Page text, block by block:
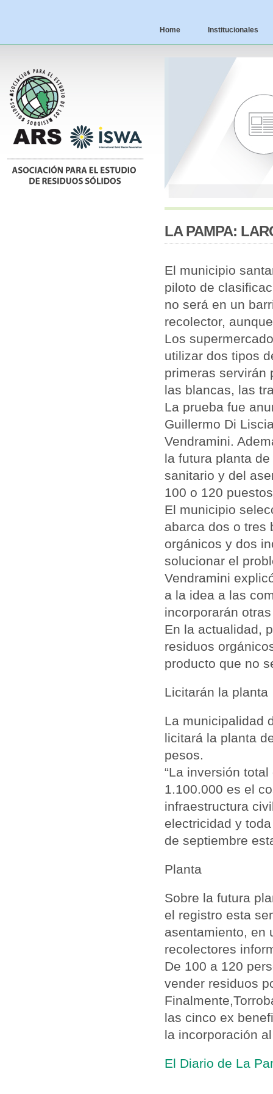
Home Institucionales
LA PAMPA:
El municipio
piloto de
no será en un
recolector,
Los
utilizar dos tipos
primeras servirán
las blancas, las
La prueba fue
Guillermo Di
Vendramini.
la futura planta
sanitario y del
100 o 120
El municipio
abarca dos o tres
orgánicos y dos
solucionar el
Vendramini
a la idea a las
incorporarán
En la actualidad,
residuos
producto que no
Licitarán la planta
La municipalidad
licitará la planta
pesos.
“La inversión
1.100.000 es el
infraestructura
electricidad y
de septiembre
Planta
Sobre la futura
el registro esta
asentamiento, en
recolectores
De 100 a 120
vender residuos
las cinco ex
la incorporación
El Diario de La